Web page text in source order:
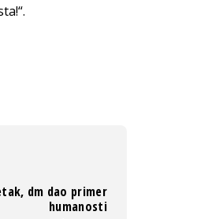
dm dao primer
humanosti